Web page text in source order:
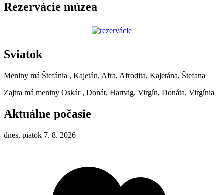
Rezervácie múzea
Sviatok
Meniny má Štefánia , Kajetán, Afra, Afrodita, Kajetána, Štefana
Zajtra má meniny Oskár , Donát, Hartvig, Virgín, Donáta, Virgínia
Aktuálne počasie
dnes, piatok 7. 8. 2026